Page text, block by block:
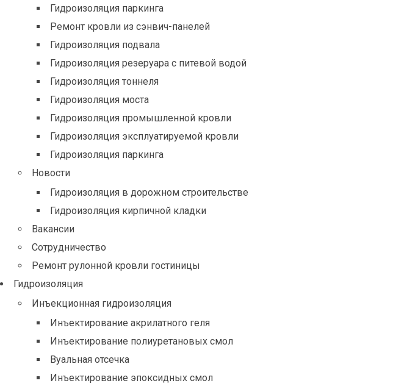
Гидроизоляция паркинга
Ремонт кровли из сэнвич-панелей
Гидроизоляция подвала
Гидроизоляция резеруара с питевой водой
Гидроизоляция тоннеля
Гидроизоляция моста
Гидроизоляция промышленной кровли
Гидроизоляция эксплуатируемой кровли
Гидроизоляция паркинга
Новости
Гидроизоляция в дорожном строительстве
Гидроизоляция кирпичной кладки
Вакансии
Сотрудничество
Ремонт рулонной кровли гостиницы
Гидроизоляция
Инъекционная гидроизоляция
Инъектирование акрилатного геля
Инъектирование полиуретановых смол
Вуальная отсечка
Инъектирование эпоксидных смол